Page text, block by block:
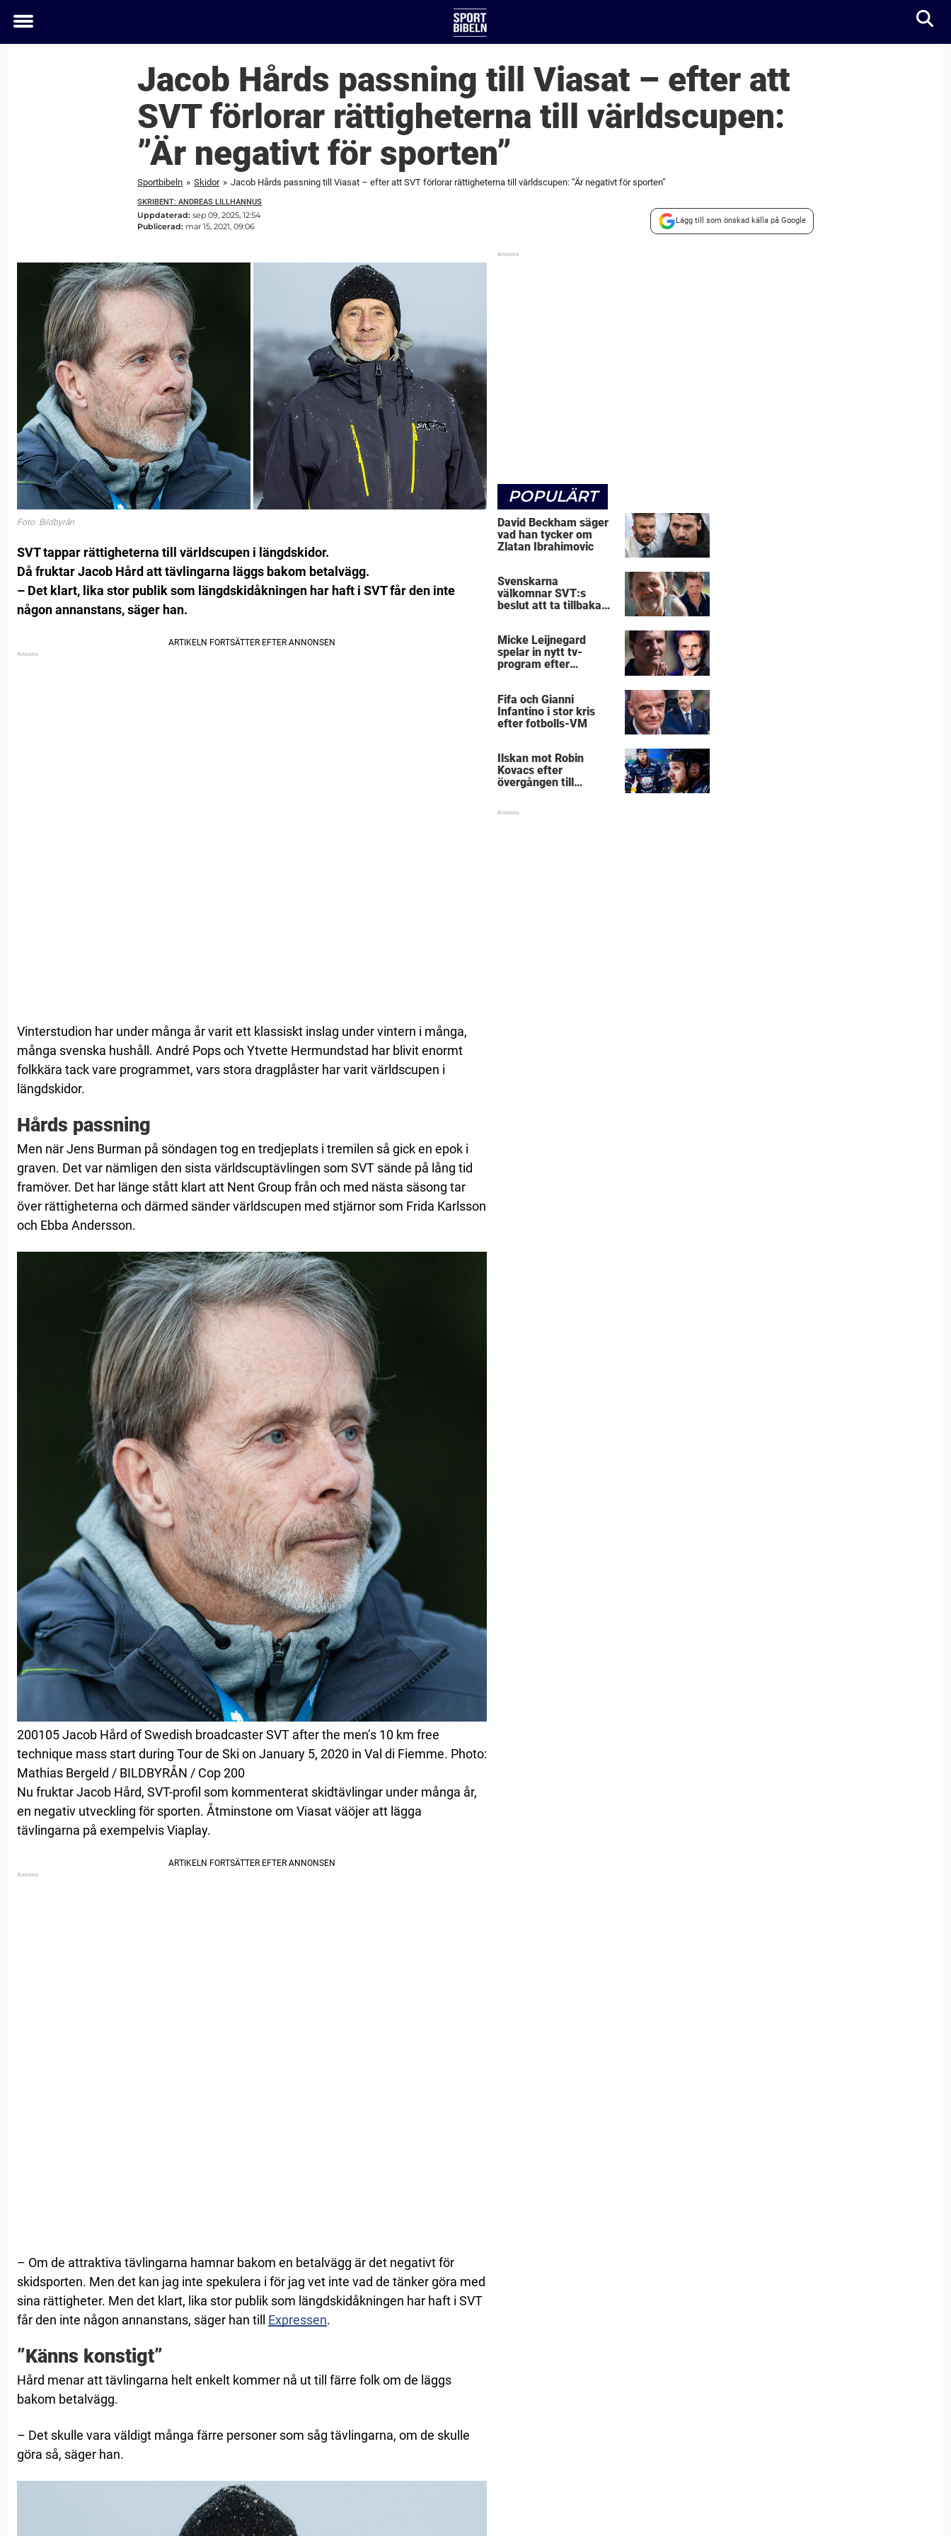
Toggle
Jacob Hårds passning till Viasat – efter att
SVT förlorar rättigheterna till världscupen:
”Är negativt för sporten”
Sportbibeln » Skidor » Jacob Hårds passning till Viasat – efter att SVT förlorar rättigheterna till världscupen: ”Är negativt för sporten”
SKRIBENT: ANDREAS LILLHANNUS
Uppdaterad: sep 09, 2025, 12:54
Publicerad: mar 15, 2021, 09:06
Lägg till som önskad källa på Google
Foto: Bildbyrån
SVT tappar rättigheterna till världscupen i längdskidor.
Då fruktar Jacob Hård att tävlingarna läggs bakom betalvägg.
– Det klart, lika stor publik som längdskidåkningen har haft i SVT får den inte
någon annanstans, säger han.
Vinterstudion har under många år varit ett klassiskt inslag under vintern i många,
många svenska hushåll. André Pops och Ytvette Hermundstad har blivit enormt
folkkära tack vare programmet, vars stora dragplåster har varit världscupen i
längdskidor.
Hårds passning
Men när Jens Burman på söndagen tog en tredjeplats i tremilen så gick en epok i
graven. Det var nämligen den sista världscuptävlingen som SVT sände på lång tid
framöver. Det har länge stått klart att Nent Group från och med nästa säsong tar
över rättigheterna och därmed sänder världscupen med stjärnor som Frida Karlsson
och Ebba Andersson.
200105 Jacob Hård of Swedish broadcaster SVT after the men’s 10 km free
technique mass start during Tour de Ski on January 5, 2020 in Val di Fiemme. Photo:
Mathias Bergeld / BILDBYRÅN / Cop 200
Nu fruktar Jacob Hård, SVT-profil som kommenterat skidtävlingar under många år,
en negativ utveckling för sporten. Åtminstone om Viasat väöjer att lägga
tävlingarna på exempelvis Viaplay.
– Om de attraktiva tävlingarna hamnar bakom en betalvägg är det negativt för
skidsporten. Men det kan jag inte spekulera i för jag vet inte vad de tänker göra med
sina rättigheter. Men det klart, lika stor publik som längdskidåkningen har haft i SVT
får den inte någon annanstans, säger han till Expressen.
”Känns konstigt”
Hård menar att tävlingarna helt enkelt kommer nå ut till färre folk om de läggs
bakom betalvägg.
– Det skulle vara väldigt många färre personer som såg tävlingarna, om de skulle
göra så, säger han.
POPULÄRT
David Beckham säger
vad han tycker om
Zlatan Ibrahimovic
Svenskarna
välkomnar SVT:s
beslut att ta tillbaka
Micke Leijnegard
spelar in nytt tv-
program efter
Fifa och Gianni
Infantino i stor kris
efter fotbolls-VM
Ilskan mot Robin
Kovacs efter
övergången till